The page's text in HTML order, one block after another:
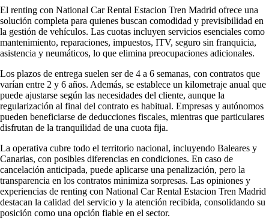
El renting con National Car Rental Estacion Tren Madrid ofrece una
solución completa para quienes buscan comodidad y previsibilidad en
la gestión de vehículos. Las cuotas incluyen servicios esenciales como
mantenimiento, reparaciones, impuestos, ITV, seguro sin franquicia,
asistencia y neumáticos, lo que elimina preocupaciones adicionales.
Los plazos de entrega suelen ser de 4 a 6 semanas, con contratos que
varían entre 2 y 6 años. Además, se establece un kilometraje anual que
puede ajustarse según las necesidades del cliente, aunque la
regularización al final del contrato es habitual. Empresas y autónomos
pueden beneficiarse de deducciones fiscales, mientras que particulares
disfrutan de la tranquilidad de una cuota fija.
La operativa cubre todo el territorio nacional, incluyendo Baleares y
Canarias, con posibles diferencias en condiciones. En caso de
cancelación anticipada, puede aplicarse una penalización, pero la
transparencia en los contratos minimiza sorpresas. Las opiniones y
experiencias de renting con National Car Rental Estacion Tren Madrid
destacan la calidad del servicio y la atención recibida, consolidando su
posición como una opción fiable en el sector.